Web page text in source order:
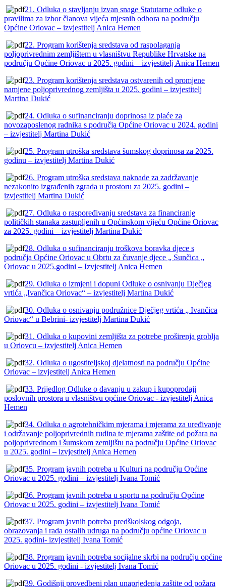
21. Odluka o stavljanju izvan snage Statutarne odluke o
pravilima za izbor članova vijeća mjesnih odbora na području
Općine Oriovac – izvjestitelj Anica Hemen
22. Program korištenja sredstava od raspolaganja
poljoprivrednim zemljištem u vlasništvu Republike Hrvatske na
području Općine Oriovac u 2025. godini – izvjestitelj Anica Hemen
23. Program korištenja sredstava ostvarenih od promjene
namjene poljoprivrednog zemljišta u 2025. godini – izvjestitelj
Martina Dukić
24. Odluka o sufinanciranju doprinosa iz plaće za
novozaposlenog radnika s područja Općine Oriovac u 2024. godini
– izvjestitelj Martina Dukić
25. Program utroška sredstava šumskog doprinosa za 2025.
godinu – izvjestitelj Martina Dukić
26. Program utroška sredstava naknade za zadržavanje
nezakonito izgrađenih zgrada u prostoru za 2025. godini –
izvjestitelj Martina Dukić
27. Odluka o raspoređivanju sredstava za financiranje
političkih stanaka zastupljenih u Općinskom vijeću Općine Oriovac
za 2025. godini – izvjestitelj Martina Dukić
28. Odluka o sufinanciranju troškova boravka djece s
područja Općine Oriovac u Obrtu za čuvanje djece „ Sunčica „
Oriovac u 2025.godini – Izvjestitelj Anica Hemen
29. Odluka o izmjeni i dopuni Odluke o osnivanju Dječjeg
vrtića „Ivančica Oriovac“ – izvjestitelj Martina Dukić
30. Odluka o osnivanju podružnice Dječjeg vrtića „ Ivančica
Oriovac“ u Bebrini- izvjestitelj Martina Dukić
31. Odluka o kupovini zemljišta za potrebe proširenja groblja
u Oriovcu – izvjestitelj Anica Hemen
32. Odluka o ugostiteljskoj djelatnosti na području Općine
Oriovac – izvjestitelj Anica Hemen
33. Prijedlog Odluke o davanju u zakup i kupoprodaji
poslovnih prostora u vlasništvu općine Oriovac - izvjestitelj Anica
Hemen
34. Odluka o agrotehničkim mjerama i mjerama za uređivanje
i održavanje poljoprivrednih rudina te mjerama zaštite od požara na
poljoprivrednom i šumskom zemljištu na području Općine Oriovac
u 2025. godini – izvjestitelj Anica Hemen
35. Program javnih potreba u Kulturi na području Općine
Oriovac u 2025. godini – izvjestitelj Ivana Tomić
36. Program javnih potreba u sportu na području Općine
Oriovac u 2025. godini – izvjestitelj Ivana Tomić
37. Program javnih potreba predškolskog odgoja,
obrazovanja i rada ostalih udruga na području općine Oriovac u
2025. godini- izvjestitelj Ivana Tomić
38. Program javnih potreba socijalne skrbi na području općine
Oriovac u 2025. godini - izvjestitelj Ivana Tomić
39. Godišnji provedbeni plan unaprjeđenja zaštite od požara